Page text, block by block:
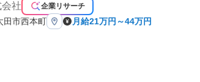
社 企業リサーチ
田市西本町 月給21万円～44万円